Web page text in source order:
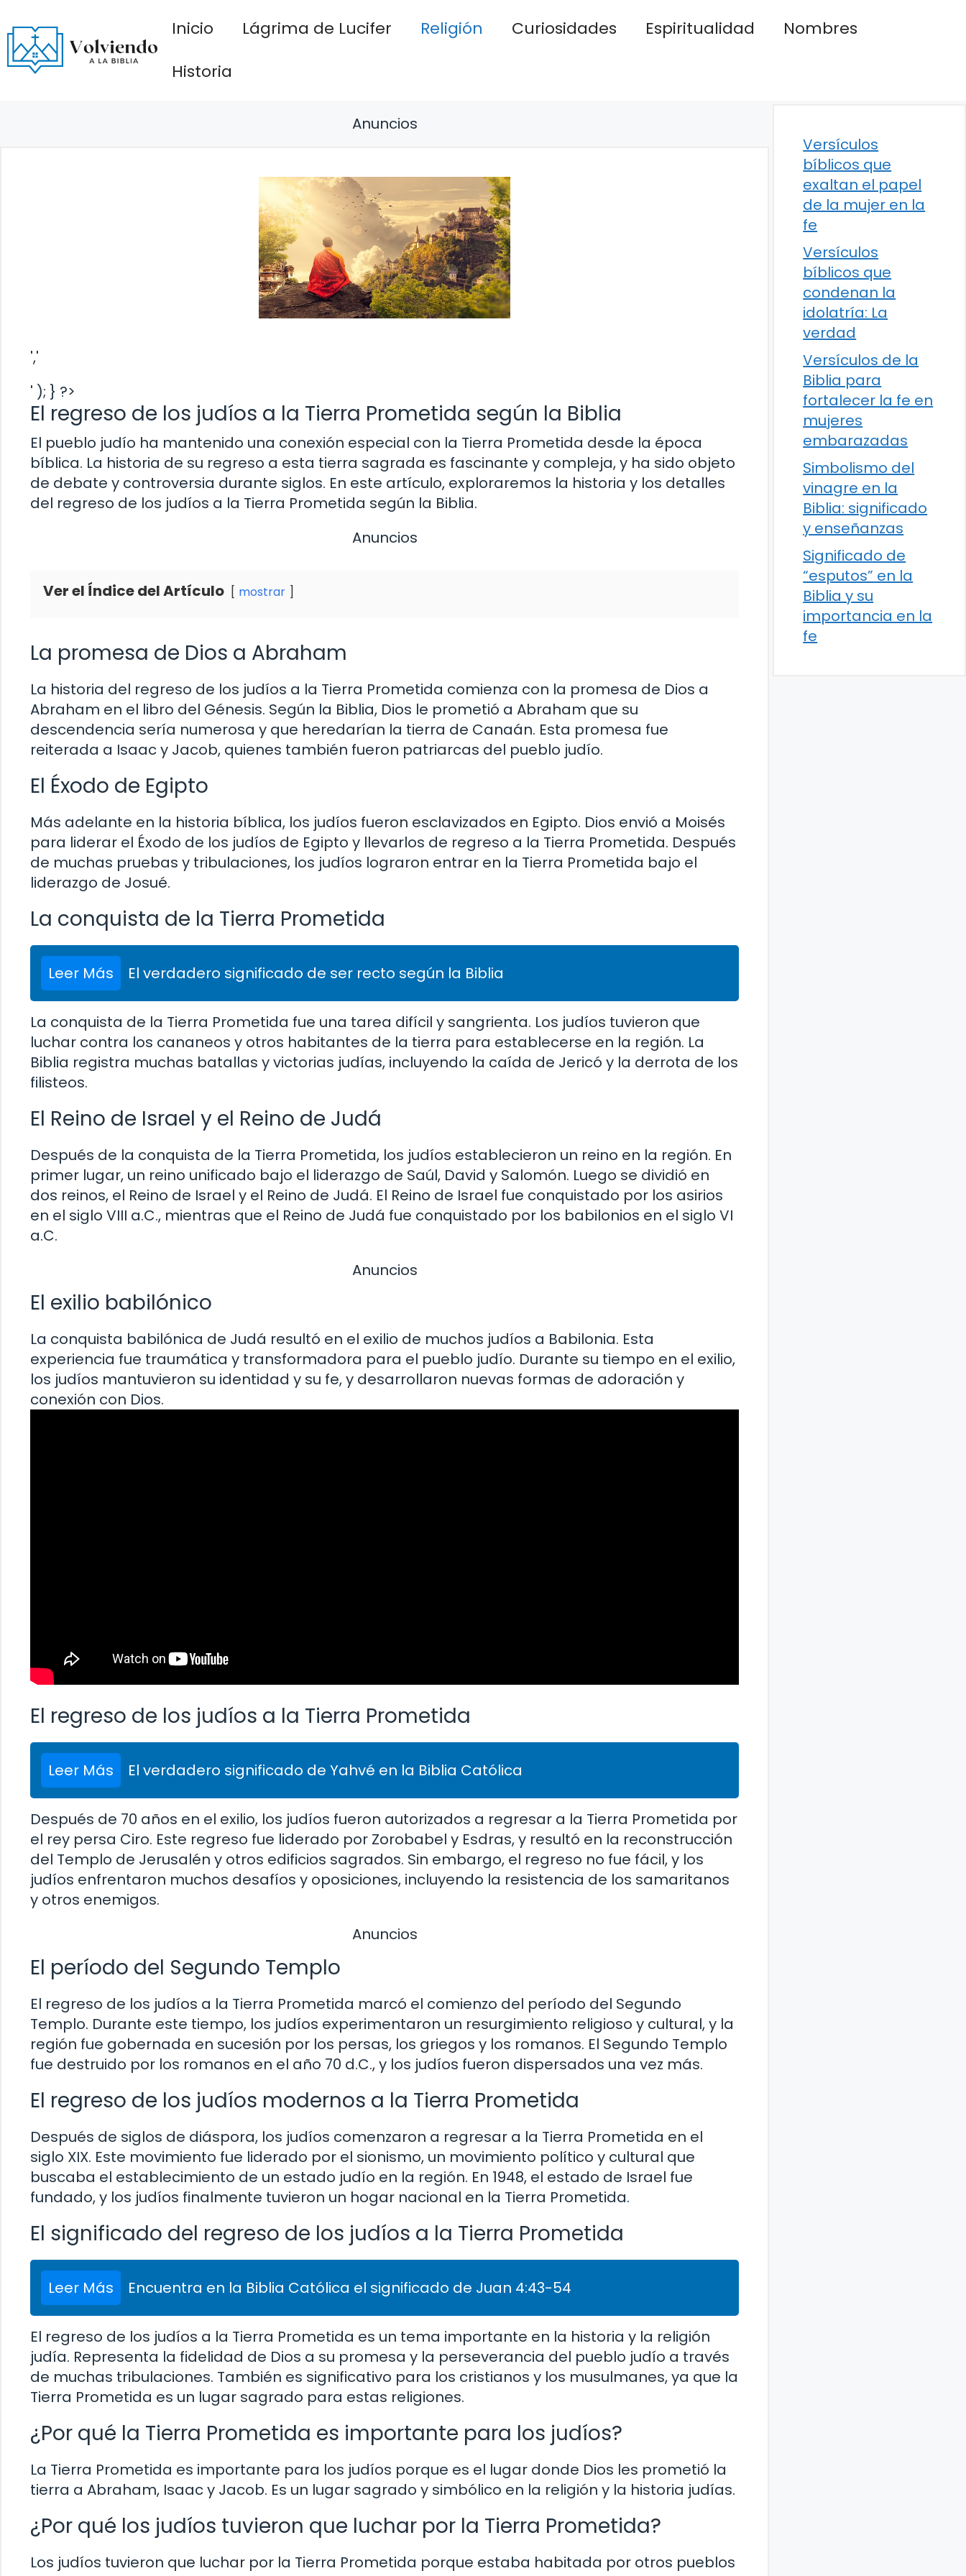
al
contenido
Inicio Lágrima de Lucifer Religión Curiosidades Espiritualidad
Nombres
Historia
Anuncios
','
' ); } ?>
El regreso de los judíos a la Tierra Prometida según la Biblia
El pueblo judío ha mantenido una conexión especial con la Tierra Prometida desde la época
bíblica. La historia de su regreso a esta tierra sagrada es fascinante y compleja, y ha sido objeto
de debate y controversia durante siglos. En este artículo, exploraremos la historia y los detalles
del regreso de los judíos a la Tierra Prometida según la Biblia.
Anuncios
Ver el Índice del Artículo mostrar
La promesa de Dios a Abraham
La historia del regreso de los judíos a la Tierra Prometida comienza con la promesa de Dios a
Abraham en el libro del Génesis. Según la Biblia, Dios le prometió a Abraham que su
descendencia sería numerosa y que heredarían la tierra de Canaán. Esta promesa fue
reiterada a Isaac y Jacob, quienes también fueron patriarcas del pueblo judío.
El Éxodo de Egipto
Más adelante en la historia bíblica, los judíos fueron esclavizados en Egipto. Dios envió a Moisés
para liderar el Éxodo de los judíos de Egipto y llevarlos de regreso a la Tierra Prometida. Después
de muchas pruebas y tribulaciones, los judíos lograron entrar en la Tierra Prometida bajo el
liderazgo de Josué.
La conquista de la Tierra Prometida
Leer Más El verdadero significado de ser recto según la Biblia
La conquista de la Tierra Prometida fue una tarea difícil y sangrienta. Los judíos tuvieron que
luchar contra los cananeos y otros habitantes de la tierra para establecerse en la región. La
Biblia registra muchas batallas y victorias judías, incluyendo la caída de Jericó y la derrota de los
filisteos.
El Reino de Israel y el Reino de Judá
Después de la conquista de la Tierra Prometida, los judíos establecieron un reino en la región. En
primer lugar, un reino unificado bajo el liderazgo de Saúl, David y Salomón. Luego se dividió en
dos reinos, el Reino de Israel y el Reino de Judá. El Reino de Israel fue conquistado por los asirios
en el siglo VIII a.C., mientras que el Reino de Judá fue conquistado por los babilonios en el siglo VI
a.C.
Anuncios
El exilio babilónico
La conquista babilónica de Judá resultó en el exilio de muchos judíos a Babilonia. Esta
experiencia fue traumática y transformadora para el pueblo judío. Durante su tiempo en el exilio,
los judíos mantuvieron su identidad y su fe, y desarrollaron nuevas formas de adoración y
conexión con Dios.
El regreso de los judíos a la Tierra Prometida
Leer Más El verdadero significado de Yahvé en la Biblia Católica
Después de 70 años en el exilio, los judíos fueron autorizados a regresar a la Tierra Prometida por
el rey persa Ciro. Este regreso fue liderado por Zorobabel y Esdras, y resultó en la reconstrucción
del Templo de Jerusalén y otros edificios sagrados. Sin embargo, el regreso no fue fácil, y los
judíos enfrentaron muchos desafíos y oposiciones, incluyendo la resistencia de los samaritanos
y otros enemigos.
Anuncios
El período del Segundo Templo
El regreso de los judíos a la Tierra Prometida marcó el comienzo del período del Segundo
Templo. Durante este tiempo, los judíos experimentaron un resurgimiento religioso y cultural, y la
región fue gobernada en sucesión por los persas, los griegos y los romanos. El Segundo Templo
fue destruido por los romanos en el año 70 d.C., y los judíos fueron dispersados ​​una vez más.
El regreso de los judíos modernos a la Tierra Prometida
Después de siglos de diáspora, los judíos comenzaron a regresar a la Tierra Prometida en el
siglo XIX. Este movimiento fue liderado por el sionismo, un movimiento político y cultural que
buscaba el establecimiento de un estado judío en la región. En 1948, el estado de Israel fue
fundado, y los judíos finalmente tuvieron un hogar nacional en la Tierra Prometida.
El significado del regreso de los judíos a la Tierra Prometida
Leer Más Encuentra en la Biblia Católica el significado de Juan 4:43-54
El regreso de los judíos a la Tierra Prometida es un tema importante en la historia y la religión
judía. Representa la fidelidad de Dios a su promesa y la perseverancia del pueblo judío a través
de muchas tribulaciones. También es significativo para los cristianos y los musulmanes, ya que la
Tierra Prometida es un lugar sagrado para estas religiones.
¿Por qué la Tierra Prometida es importante para los judíos?
La Tierra Prometida es importante para los judíos porque es el lugar donde Dios les prometió la
tierra a Abraham, Isaac y Jacob. Es un lugar sagrado y simbólico en la religión y la historia judías.
¿Por qué los judíos tuvieron que luchar por la Tierra Prometida?
Los judíos tuvieron que luchar por la Tierra Prometida porque estaba habitada por otros pueblos
Versículos
bíblicos que
exaltan el papel
de la mujer en la
fe
Versículos
bíblicos que
condenan la
idolatría: La
verdad
Versículos de la
Biblia para
fortalecer la fe en
mujeres
embarazadas
Simbolismo del
vinagre en la
Biblia: significado
y enseñanzas
Significado de
“esputos” en la
Biblia y su
importancia en la
fe